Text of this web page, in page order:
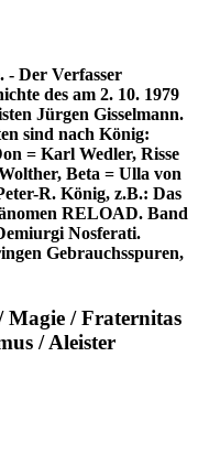
- Der Verfasser
des am 2. 10. 1979
Jürgen Gisselmann.
sind nach König:
= Karl Wedler, Risse
Beta = Ulla von
R. König, z.B.: Das
RELOAD. Band
Nosferati.
Gebrauchsspuren,
Magie / Fraternitas
/ Aleister